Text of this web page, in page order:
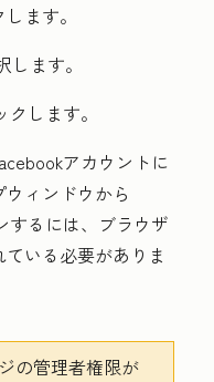
ます。
します。
します。
アカウントに
ィンドウから
するには、ブラウザ
いる必要がありま
の管理者権限が